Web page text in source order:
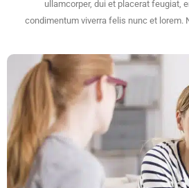
ullamcorper, dui et placerat feugiat,
condimentum viverra felis nunc et lorem.